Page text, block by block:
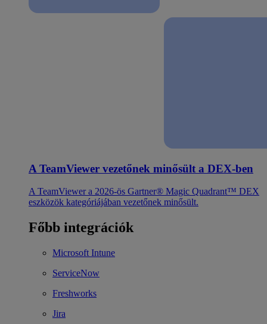
A TeamViewer vezetőnek minősült a DEX-ben
A TeamViewer a 2026-ös Gartner® Magic Quadrant™ DEX
eszközök kategóriájában vezetőnek minősült.
Főbb integrációk
Microsoft Intune
ServiceNow
Freshworks
Jira